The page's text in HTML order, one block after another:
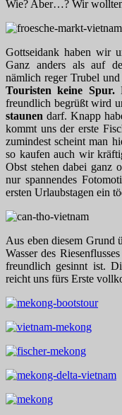
Wie? Aber…? Wir
Gottseidank haben wir
Ganz anders als auf
nämlich reger Trubel
Touristen keine Spur.
freundlich begrüßt wird
staunen darf. Knapp
kommt uns der erste
zumindest scheint man
so kaufen auch wir
Obst stehen dabei ganz
nur spannendes
ersten Urlaubstagen ein
Aus eben diesem Grund
Wasser des
freundlich gesinnt ist.
reicht uns fürs Erste